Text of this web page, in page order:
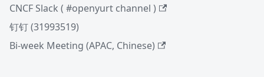
CNCF Slack ( #openyurt channel )
钉钉 (31993519)
Bi-week Meeting (APAC, Chinese)